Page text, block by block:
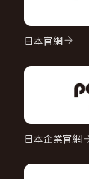
日本官網
日本企業官網